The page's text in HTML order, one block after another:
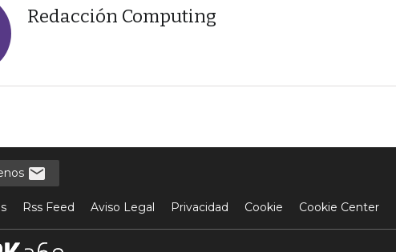
Redacción Computing
Rss Feed Aviso Legal Privacidad Cookie Cookie Center